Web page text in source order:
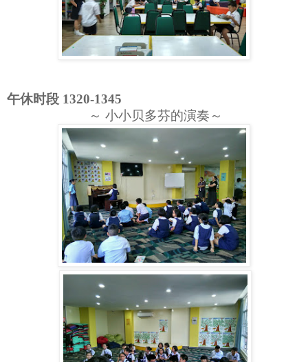
午休时段 1320-1345
～ 小小贝多芬的演奏～